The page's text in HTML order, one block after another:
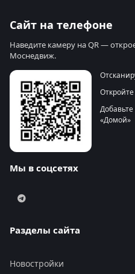
Сайт на телефоне
Наведите камеру на QR —
Моснедвиж.
«Домой»
Мы в соцсетях
Разделы сайта
Новостройки